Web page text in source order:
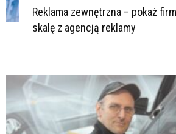
Reklama zewnętrzna – pokaż
skalę z agencją reklamy